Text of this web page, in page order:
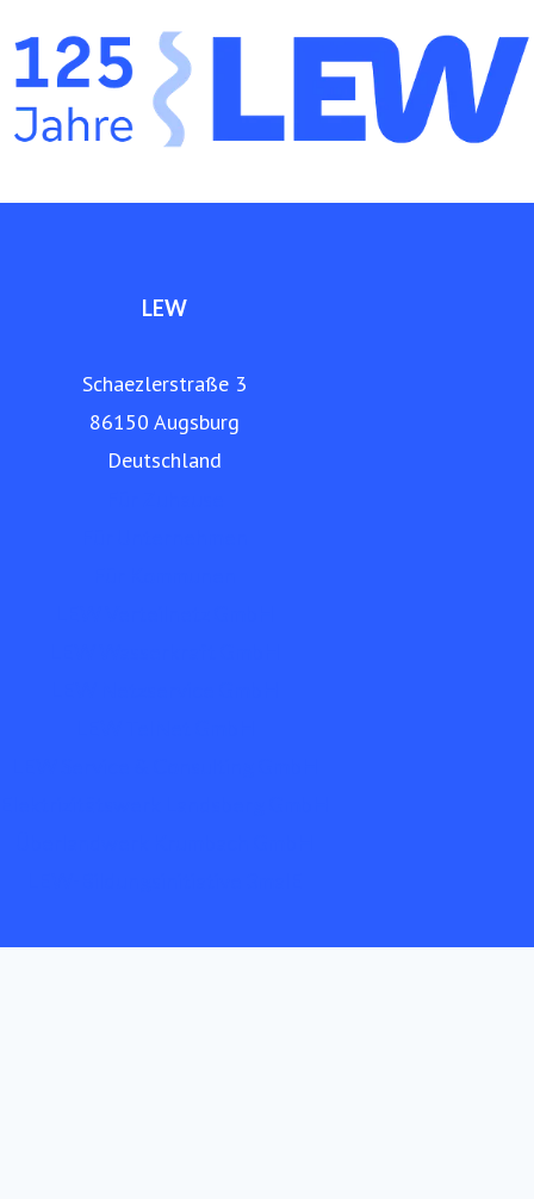
Netz- und Anlagenbau, Energieerzeugung, Elektromobilität
und Telekommunikation an. Die LEW betreibt ein eigenes,
über 9.000 Kilometer langes Glasfasernetz in der Region.
www.lew.de
LEW
Schaezlerstraße 3
86150 Augsburg
Deutschland